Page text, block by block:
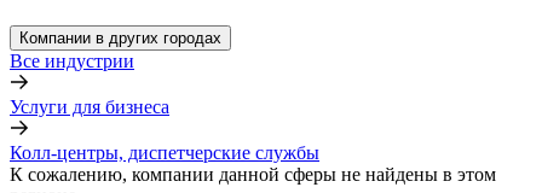
Компании в других городах
Все индустрии
Услуги для бизнеса
Колл-центры, диспетчерские службы
К сожалению, компании данной сферы не найдены в этом